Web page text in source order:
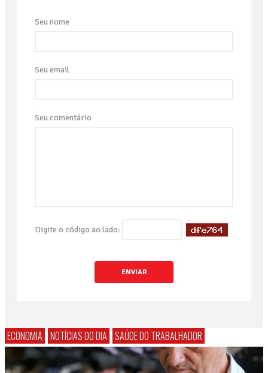
Seu nome
Seu email
Seu comentário
Digite o código ao lado:
ENVIAR
ECONOMIA NOTÍCIAS DO DIA SAÚDE DO TRABALHADOR